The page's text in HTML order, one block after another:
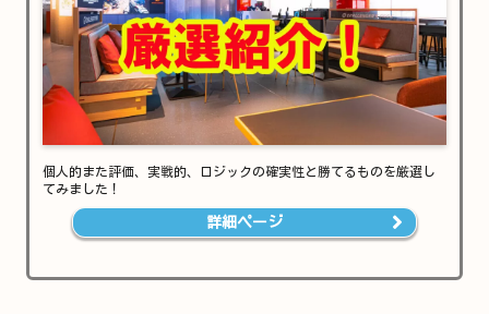
個人的また評価、実戦的、ロジックの確実性と勝てるものを厳選し
てみました！
詳細ページ